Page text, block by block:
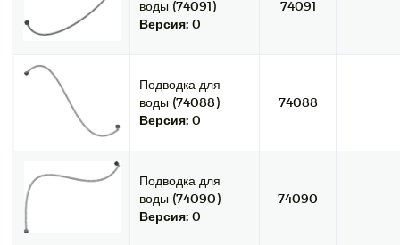
воды (74091)
Версия: 0
74091
Подводка для
воды (74088)
Версия: 0
74088
Подводка для
воды (74090)
Версия: 0
74090